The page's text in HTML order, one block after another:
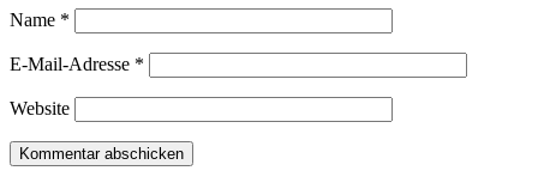
Name *
E-Mail-Adresse *
Website